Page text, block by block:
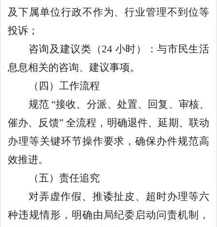
及下属单位行政不作为、行业管理不到位等
投诉；
咨询及建议类（24 小时）：与市民生活
息息相关的咨询、建议事项。
（四）工作流程
规范“接收、分派、处置、回复、审核、
催办、反馈” 全流程，明确退件、延期、联动
办理等关键环节操作要求，确保办件规范高
效推进。
（五）责任追究
对弄虚作假、推诿扯皮、超时办理等六
种违规情形，明确由局纪委启动问责机制，